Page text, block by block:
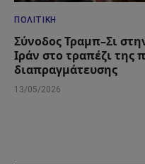
ΠΟΛΙΤΙΚΉ
Σύνοδος Τραμπ–Σι
Ιράν στο τραπέζι της
διαπραγμάτευσης
13/05/2026